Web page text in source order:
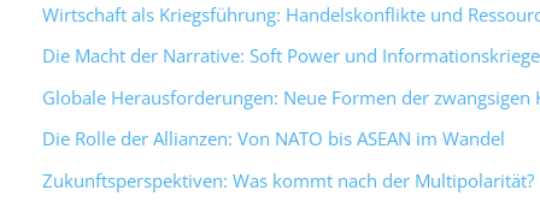
Wirtschaft als Kriegsführung: Handelskonflikte und
Die Macht der Narrative: Soft Power und Informationskriege
Globale Herausforderungen: Neue Formen der zwangsigen
Die Rolle der Allianzen: Von NATO bis ASEAN im Wandel
Zukunftsperspektiven: Was kommt nach der Multipolarität?